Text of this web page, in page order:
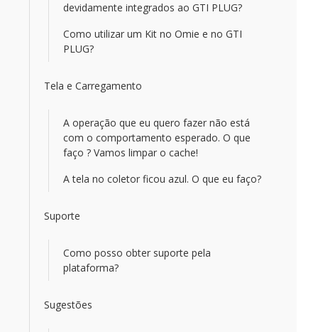
devidamente integrados ao GTI PLUG?
Como utilizar um Kit no Omie e no GTI
PLUG?
Tela e Carregamento
A operação que eu quero fazer não está
com o comportamento esperado. O que
faço ? Vamos limpar o cache!
A tela no coletor ficou azul. O que eu faço?
Suporte
Como posso obter suporte pela
plataforma?
Sugestões